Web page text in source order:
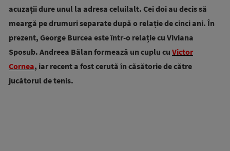
acuzații dure unul la adresa celuilalt. Cei doi au decis să
meargă pe drumuri separate după o relație de cinci ani. În
prezent, George Burcea este într-o relație cu Viviana
Sposub. Andreea Bălan formează un cuplu cu Victor
Cornea, iar recent a fost cerută în căsătorie de către
jucătorul de tenis.